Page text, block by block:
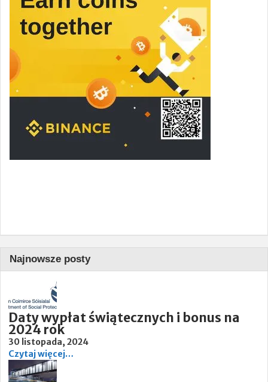
Najnowsze posty
Daty wypłat świątecznych i bonus na
2024 rok
30 listopada, 2024
Czytaj więcej…